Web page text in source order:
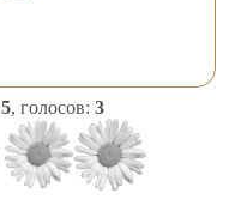
5, голосов: 3